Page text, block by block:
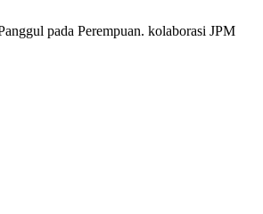
pada Perempuan. kolaborasi JPM